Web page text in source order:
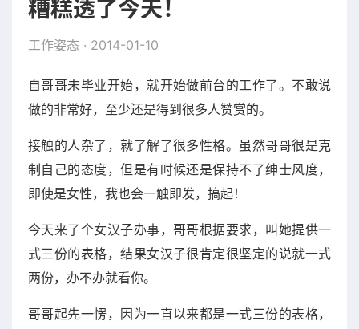
糟糕透了今天！
工作姿态 · 2014-01-10
自哥哥未毕业开始，就开始做前台的工作了。不敢说
做的非常好，至少还是得到很多人赞赏的。
接触的人杂了，就了解了很多性格。虽然哥哥很是克
制自己的态度，但是有时候还是保持不了绅士风度，
即使是女性，我也会一触即发，搞起！
今天来了个女汉子办事，哥哥根据要求，叫她提供一
式三份的表格，结果女汉子很肯定很坚定的说就一式
两份，办不办就看你。
哥哥起先一愣，因为一直以来都是一式三份的表格，